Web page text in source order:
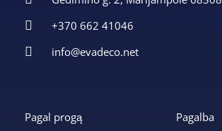
+370 662 41046
info@evadeco.net
Pagal progą Pagalba